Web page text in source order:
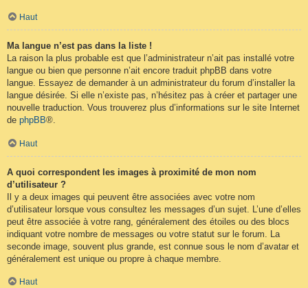
Haut
Ma langue n’est pas dans la liste !
La raison la plus probable est que l’administrateur n’ait pas installé votre
langue ou bien que personne n’ait encore traduit phpBB dans votre
langue. Essayez de demander à un administrateur du forum d’installer la
langue désirée. Si elle n’existe pas, n’hésitez pas à créer et partager une
nouvelle traduction. Vous trouverez plus d’informations sur le site Internet
de phpBB®.
Haut
A quoi correspondent les images à proximité de mon nom
d’utilisateur ?
Il y a deux images qui peuvent être associées avec votre nom
d’utilisateur lorsque vous consultez les messages d’un sujet. L’une d’elles
peut être associée à votre rang, généralement des étoiles ou des blocs
indiquant votre nombre de messages ou votre statut sur le forum. La
seconde image, souvent plus grande, est connue sous le nom d’avatar et
généralement est unique ou propre à chaque membre.
Haut